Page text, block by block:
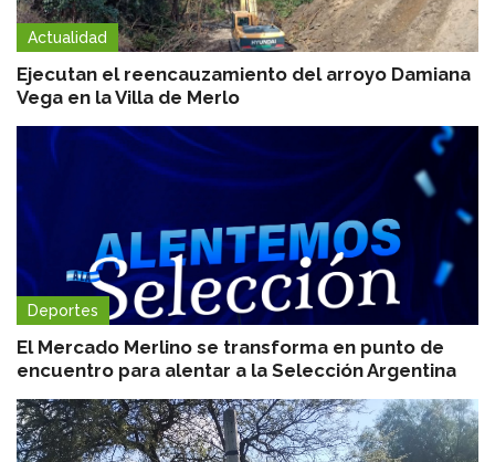
Actualidad
Ejecutan el reencauzamiento del arroyo Damiana
Vega en la Villa de Merlo
Deportes
El Mercado Merlino se transforma en punto de
encuentro para alentar a la Selección Argentina